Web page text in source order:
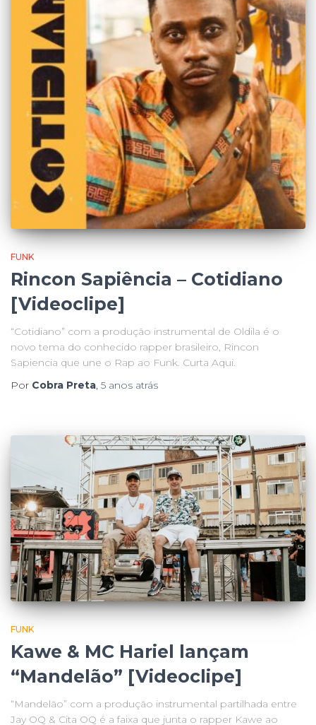
FUNK
Rincon Sapiência – Cotidiano
[Videoclipe]
“Cotidiano” com a produção instrumental de Oldila é o
novo tema do conhecido rapper brasileiro, Rincon
Sapiencia que une o Rap ao Funk. Curta Aqui.
Por Cobra Preta, 5 anos atrás
FUNK
Kawe & MC Hariel lançam
“Mandelão” [Videoclipe]
“Mandelão” com a produção instrumental partilhada entre
Jay OQ & Cita OQ é a faixa que junta o rapper Kawe ao